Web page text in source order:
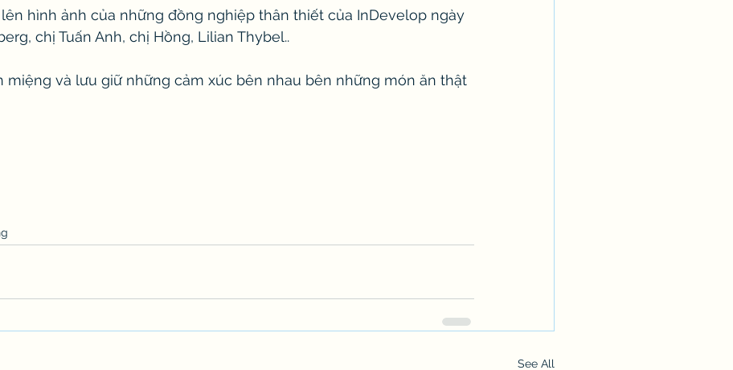
hình ảnh của những đồng nghiệp thân thiết của InDevelop ngày
chị Tuấn Anh, chị Hồng, Lilian Thybel..
miệng và lưu giữ những cảm xúc bên nhau bên những món ăn thật
See All